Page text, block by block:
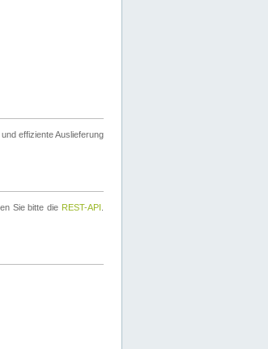
effiziente Auslieferung
Sie bitte die REST-API